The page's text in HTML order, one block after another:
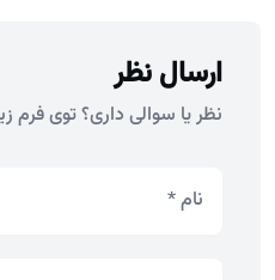
ارسال نظر
نظر یا سوالی داری؟ توی فرم